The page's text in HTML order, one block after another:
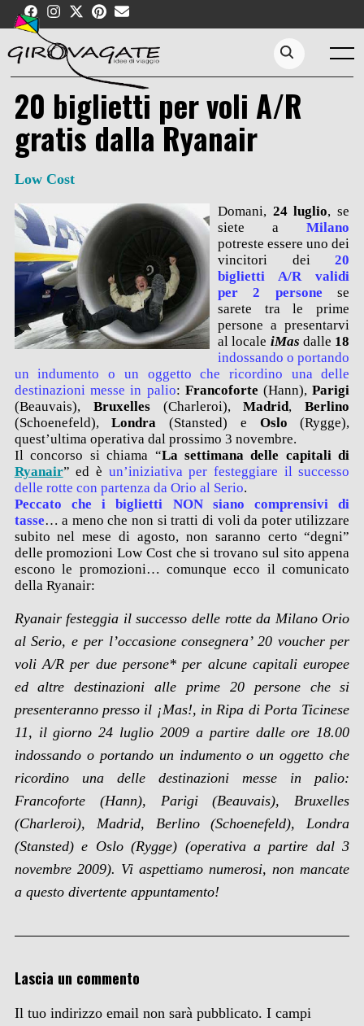
Skip
content
Menu
Search...
20 biglietti per voli A/R
gratis dalla Ryanair
Low Cost
Domani, 24 luglio, se
siete aMilano
potreste essere uno dei
vincitori dei20
biglietti A/R validi
per 2 persone se
sarete tra le prime
persone a presentarvi
al locale iMas dalle 18
indossando o portando
un indumento o un oggetto che ricordino una delle
destinazioni messe in palio: Francoforte (Hann),Parigi
(Beauvais), Bruxelles (Charleroi),Madrid,Berlino
(Schoenefeld),Londra(Stansted) e Oslo(Rygge),
quest’ultima operativa dal prossimo 3 novembre.
Il concorso si chiama “La settimana delle capitali di
Ryanair”ed è un’iniziativa per festeggiare il successo
delle rotte con partenza da Orio al Serio.
Peccato che i biglietti NON siano comprensivi di
tasse… a meno che non si tratti di voli da poter utilizzare
subito nel mese di agosto, non saranno certo “degni”
delle promozioni Low Cost che si trovano sul sito appena
escono le promozioni… comunque ecco il comunicato
della Ryanair:
Ryanair festeggia il successo delle rotte da Milano Orio
al Serio, e per l’occasione consegnera’ 20 voucher per
voli A/R per due persone* per alcune capitali europee
ed altre destinazioni alle prime 20 persone che si
presenteranno presso il ¡Mas!, in Ripa di Porta Ticinese
11, il giorno 24 luglio 2009 a partire dalle ore 18.00
indossando o portando un indumento o un oggetto che
ricordino una delle destinazioni messe in palio:
Francoforte (Hann), Parigi (Beauvais), Bruxelles
(Charleroi), Madrid, Berlino (Schoenefeld), Londra
(Stansted) e Oslo (Rygge) (operativa a partire dal 3
novembre 2009). Vi aspettiamo numerosi, non mancate
a questo divertente appuntamento!
Lascia un commento
Il tuo indirizzo email non sarà pubblicato. I campi